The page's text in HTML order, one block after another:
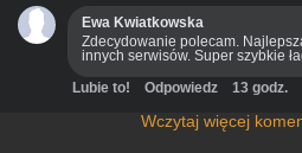
Ewa Kwiatkowska
Zdecydowanie polecam.
innych serwisów. Super szybkie
Lubie to! Odpowiedz 13 godz.
Wczytaj więcej